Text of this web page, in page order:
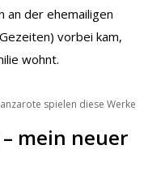
an der ehemailigen
vorbei kam,
wohnt.
spielen diese Werke
mein neuer